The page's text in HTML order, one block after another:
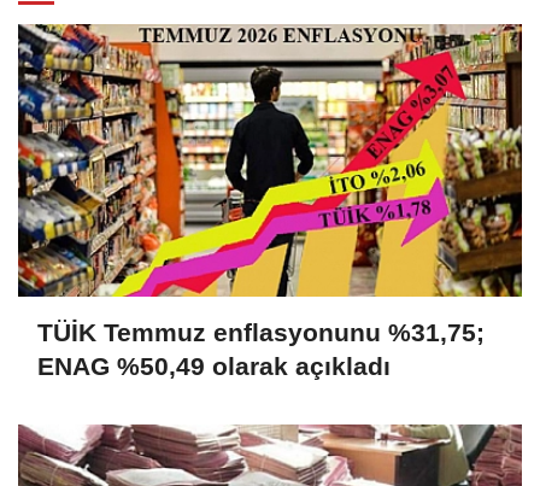
TÜİK Temmuz enflasyonunu %31,75;
ENAG %50,49 olarak açıkladı